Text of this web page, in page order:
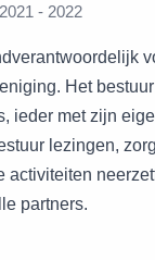
- 2022
Het
ieder met zijn
lezingen,
activiteiten
partners.